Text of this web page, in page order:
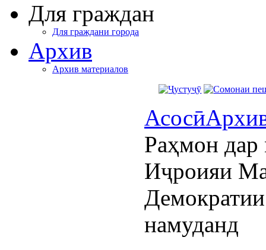
Для граждан
Для граждани города
Архив
Архив материалов
Асосӣ
Раҳмон дар
Иҷроияи
намуданд